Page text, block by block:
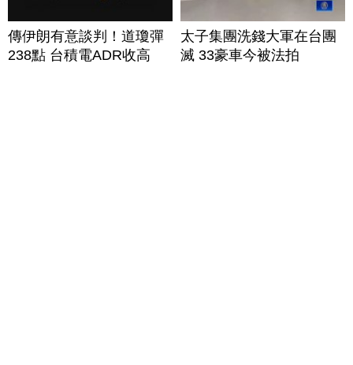
傳伊朗有意談判！道瓊彈
238點 台積電ADR收高
太子集團洗錢大軍在台團
滅 33豪車今被法拍